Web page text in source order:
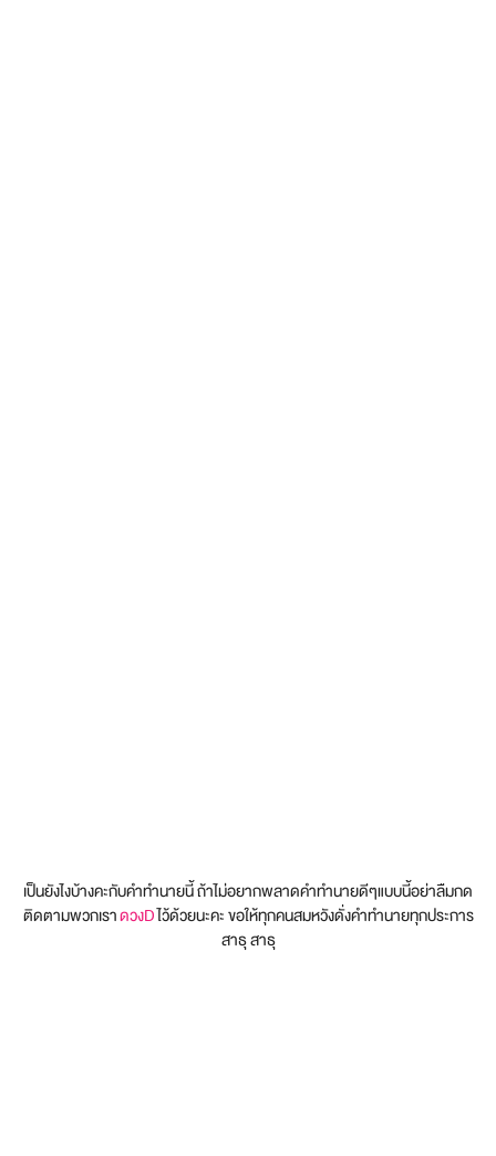
เป็นยังไงบ้างคะกับคำทำนายนี้ ถ้าไม่อยากพลาดคำทำนายดีๆแบบนี้อย่าลืมกด
ติดตามพวกเราดวงDไว้ด้วยนะคะ ขอให้ทุกคนสมหวังดั่งคำทำนายทุกประการ
สาธุ สาธุ